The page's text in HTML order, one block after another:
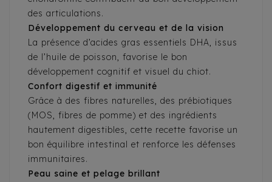
des articulations.
Développement du cerveau et de la vision
La présence d’acides gras essentiels DHA, issus
de l’huile de poisson, favorise le bon
développement cognitif et visuel du chiot.
Confort digestif et immunité
Grâce à des fibres naturelles, des prébiotiques
(MOS, fibres de pomme) et des ingrédients
hautement digestibles, cette recette favorise un
bon équilibre intestinal et renforce les défenses
immunitaires.
Peau saine et pelage brillant